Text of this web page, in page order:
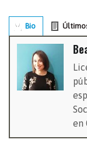
Bio
en